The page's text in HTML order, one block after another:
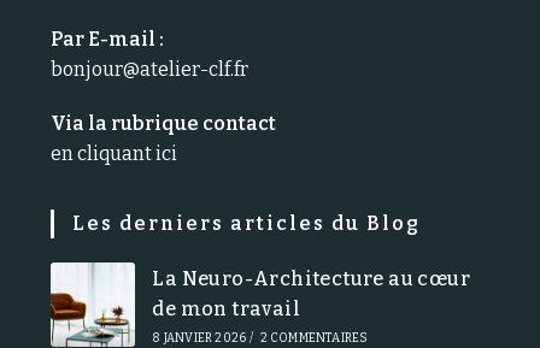
Par E-mail :
bonjour@atelier-clf.frS’ouvre
votre
application
Via la rubrique contact
en cliquant ici
Les derniers articles du Blog
La Neuro-Architecture au cœur
de mon travail
8 JANVIER 2026 / 2 COMMENTAIRES